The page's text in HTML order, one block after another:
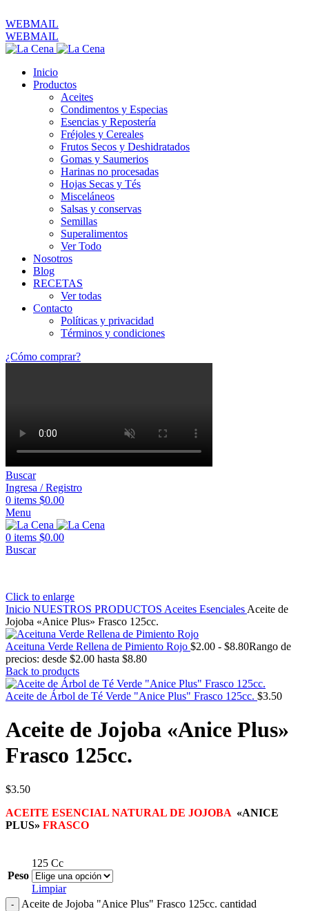
WEBMAIL
WEBMAIL
Inicio
Productos
Aceites
Condimentos y Especias
Esencias y Repostería
Fréjoles y Cereales
Frutos Secos y Deshidratados
Gomas y Saumerios
Harinas no procesadas
Hojas Secas y Tés
Misceláneos
Salsas y conservas
Semillas
Superalimentos
Ver Todo
Nosotros
Blog
RECETAS
Ver todas
Contacto
Políticas y privacidad
Términos y condiciones
¿Cómo comprar?
Buscar
Ingresa / Registro
0 items $0.00
Menu
0 items $0.00
Buscar
Click to enlarge
Inicio NUESTROS PRODUCTOS Aceites Esenciales Aceite de
Jojoba «Anice Plus» Frasco 125cc.
Aceituna Verde Rellena de Pimiento Rojo $2.00 - $8.80Rango de
precios: desde $2.00 hasta $8.80
Back to products
Aceite de Árbol de Té Verde "Anice Plus" Frasco 125cc. $3.50
Aceite de Jojoba «Anice Plus»
Frasco 125cc.
$3.50
ACEITE ESENCIAL NATURAL DE JOJOBA «ANICE
PLUS» FRASCO
Peso
125 Cc
Limpiar
Aceite de Jojoba "Anice Plus" Frasco 125cc. cantidad